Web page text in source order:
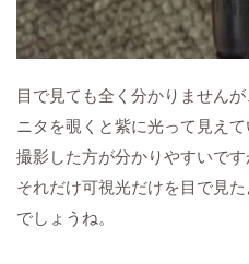
目で見ても全く分かりません
ニタを覗くと紫に光って見えて
撮影した方が分かりやすいです
それだけ可視光だけを目で見
でしょうね。